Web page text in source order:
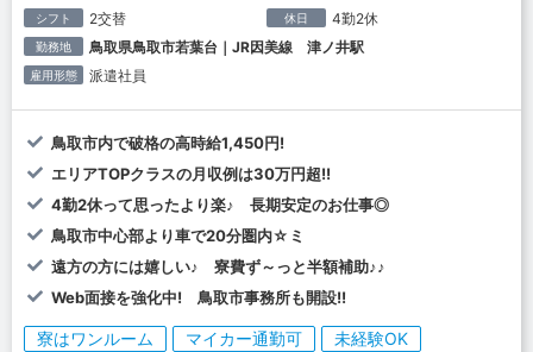
シフト 2交替 休日 4勤2休
勤務地 鳥取県鳥取市若葉台｜JR因美線 津ノ井駅
雇用形態 派遣社員
鳥取市内で破格の高時給1,450円!
エリアTOPクラスの月収例は30万円超!!
4勤2休って思ったより楽♪ 長期安定のお仕事◎
鳥取市中心部より車で20分圏内☆ミ
遠方の方には嬉しい♪ 寮費ず～っと半額補助♪♪
Web面接を強化中! 鳥取市事務所も開設!!
寮はワンルーム マイカー通勤可
未経験OK